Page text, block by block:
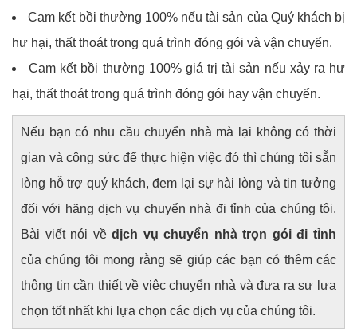
Cam kết bồi thường 100% nếu tài sản của Quý khách bị
hư hại, thất thoát trong quá trình đóng gói và vận chuyển.
Cam kết bồi thường 100% giá trị tài sản nếu xảy ra hư
hại, thất thoát trong quá trình đóng gói hay vận chuyển.
Nếu bạn có nhu cầu chuyển nhà mà lại không có thời
gian và công sức để thực hiện việc đó thì chúng tôi sẵn
lòng hỗ trợ quý khách, đem lại sự hài lòng và tin tưởng
đối với hãng dịch vụ chuyển nhà đi tỉnh của chúng tôi.
Bài viết nói vềdịch vụ chuyển nhà trọn gói đi tỉnh
của chúng tôi mong rằng sẽ giúp các bạn có thêm các
thông tin cần thiết về việc chuyển nhà và đưa ra sự lựa
chọn tốt nhất khi lựa chọn các dịch vụ của chúng tôi.